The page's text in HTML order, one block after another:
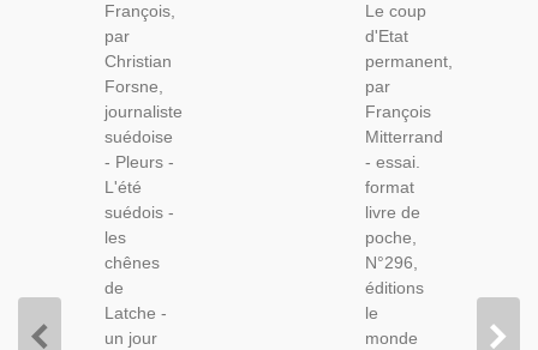
Vie
Privée
François
Mitterrand,
Amours
Hommes
Politiques
François,
par
Christian
Forsne,
journaliste
suédoise
- Pleurs -
L'été
suédois -
les
chênes
de
Latche -
un jour
Mitterrand,
1965 -
Politique,
De
Gaulle,
Ve
République
Le coup
d'Etat
permanent,
par
François
Mitterrand
- essai.
format
livre de
poche,
N°296,
éditions
le
monde